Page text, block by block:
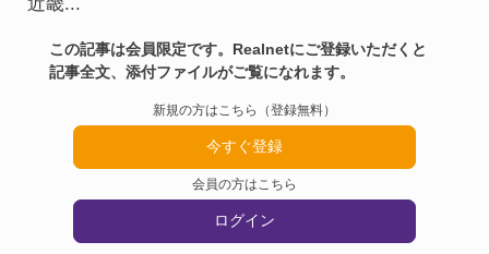
この記事は会員限定です。Realnetにご登録いただくと
記事全文、添付ファイルがご覧になれます。
新規の方はこちら（登録無料）
今すぐ登録
会員の方はこちら
ログイン